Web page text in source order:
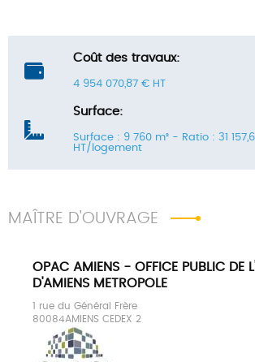
Coût des travaux:
4 954 070,87 € HT
Surface:
Surface : 9 760 m² - Ratio : 31
HT/logement
MAÎTRE D'OUVRAGE
OPAC AMIENS - OFFICE PUBLIC DE
D'AMIENS METROPOLE
1 rue du Général Frère
80084AMIENS CEDEX 2